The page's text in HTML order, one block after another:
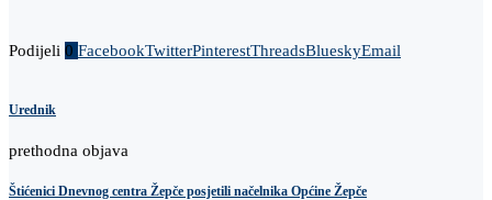
Podijeli 0 FacebookTwitterPinterestThreadsBlueskyEmail
Urednik
prethodna objava
Štićenici Dnevnog centra Žepče posjetili načelnika Općine Žepče